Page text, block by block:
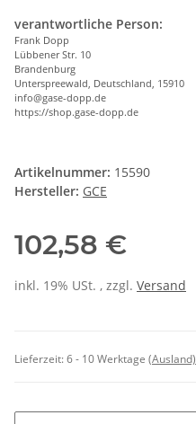
verantwortliche Person:
Frank Dopp
Lübbener Str. 10
Brandenburg
Unterspreewald, Deutschland, 15910
info@gase-dopp.de
https://shop.gase-dopp.de
Artikelnummer: 15590
Hersteller: GCE
102,58 €
inkl. 19% USt. , zzgl. Versand
Lieferzeit:6 - 10 Werktage (Ausland)